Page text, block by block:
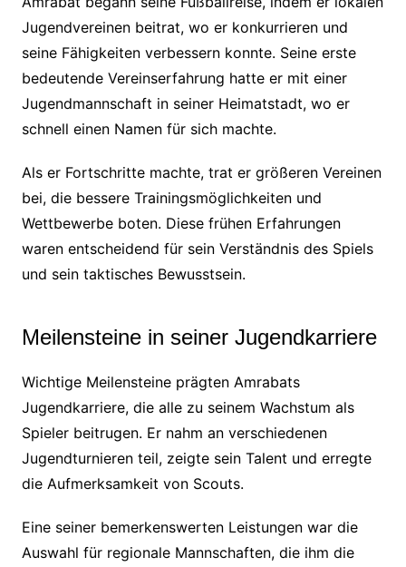
Jugendvereinen beitrat, wo er konkurrieren und
seine Fähigkeiten verbessern konnte. Seine erste
bedeutende Vereinserfahrung hatte er mit einer
Jugendmannschaft in seiner Heimatstadt, wo er
schnell einen Namen für sich machte.
Als er Fortschritte machte, trat er größeren Vereinen
bei, die bessere Trainingsmöglichkeiten und
Wettbewerbe boten. Diese frühen Erfahrungen
waren entscheidend für sein Verständnis des Spiels
und sein taktisches Bewusstsein.
Meilensteine in seiner Jugendkarriere
Wichtige Meilensteine prägten Amrabats
Jugendkarriere, die alle zu seinem Wachstum als
Spieler beitrugen. Er nahm an verschiedenen
Jugendturnieren teil, zeigte sein Talent und erregte
die Aufmerksamkeit von Scouts.
Eine seiner bemerkenswerten Leistungen war die
Auswahl für regionale Mannschaften, die ihm die